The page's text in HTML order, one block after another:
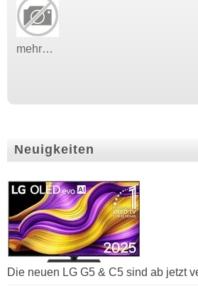
mehr…
Neuigkeiten
Die neuen LG G5 & C5 sind ab jetzt